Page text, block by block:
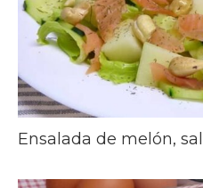
Ensalada de melón,